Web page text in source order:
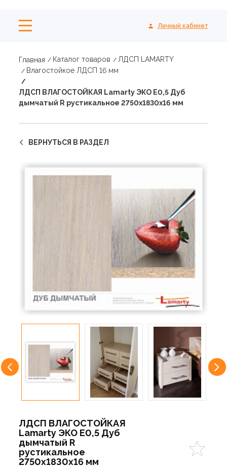
Личный кабинет
Главная Каталог товаров
ЛДСП LAMARTY
Влагостойкое ЛДСП 16 мм
ЛДСП ВЛАГОСТОЙКАЯ Lamarty ЭКО E0,5 Дуб
дымчатый R рустикальное 2750х1830х16 мм
ВЕРНУТЬСЯ В РАЗДЕЛ
ЛДСП ВЛАГОСТОЙКАЯ
Lamarty ЭКО E0,5 Дуб
дымчатый R
рустикальное
2750х1830х16 мм